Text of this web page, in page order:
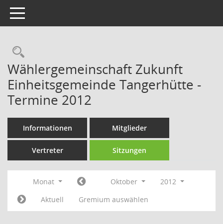
Toggle navigation
Rechercheauswahl
Wählergemeinschaft Zukunft
Einheitsgemeinde Tangerhütte -
Termine 2012
Informationen Mitglieder
Vertreter Sitzungen
Monat Oktober
2012
Aktuell
Gremium auswählen